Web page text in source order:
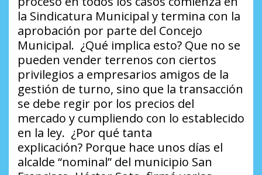
la Sindicatura Municipal y termina con la
aprobación por parte del Concejo
Municipal. ¿Qué implica esto? Que no se
pueden vender terrenos con ciertos
privilegios a empresarios amigos de la
gestión de turno, sino que la transacción
se debe regir por los precios del
mercado y cumpliendo con lo establecido
en la ley. ¿Por qué tanta
explicación? Porque hace unos días el
alcalde “nominal” del municipio San